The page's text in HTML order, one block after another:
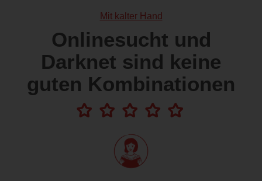
Mit kalter Hand
Onlinesucht und
Darknet sind keine
guten Kombinationen